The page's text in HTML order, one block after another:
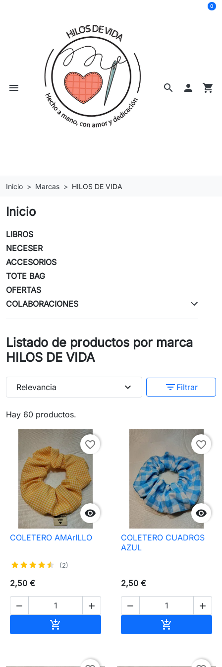
search
menu  shopping_cart
0
Inicio Marcas HILOS DE VIDA
Inicio
LIBROS
NECESER
ACCESORIOS
TOTE BAG
OFERTAS
COLABORACIONES
Listado de productos por marca
HILOS DE VIDA
Hay 60 productos.
Relevancia expand_more filter_list Filtrar

favorite_border
COLETERO AMArILLO
(2)
2,50 €
 


favorite_border
COLETERO CUADROS
AZUL
2,50 €
 
